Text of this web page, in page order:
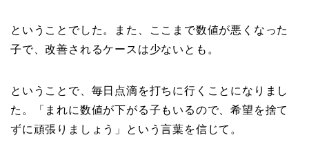
ということでした。また、ここまで数値が悪くなった
子で、改善されるケースは少ないとも。
ということで、毎日点滴を打ちに行くことになりまし
た。「まれに数値が下がる子もいるので、希望を捨て
ずに頑張りましょう」という言葉を信じて。